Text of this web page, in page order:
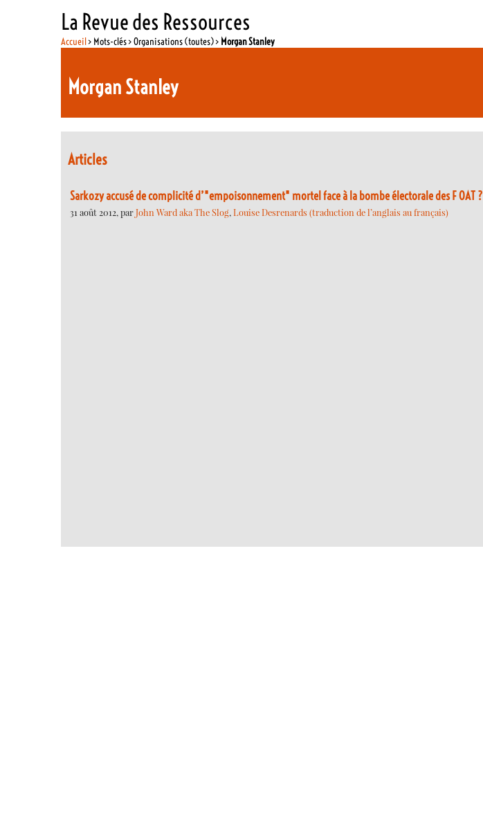
La Revue des Ressources
Accueil> Mots-clés > Organisations (toutes) > Morgan Stanley
Morgan Stanley
Articles
Sarkozy accusé de complicité d’"empoisonnement" mortel face à la bombe électorale des F OAT ?
31 août 2012, parJohn Ward aka The Slog, Louise Desrenards (traduction de l’anglais au français)